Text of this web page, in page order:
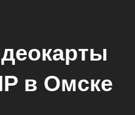
в Омске